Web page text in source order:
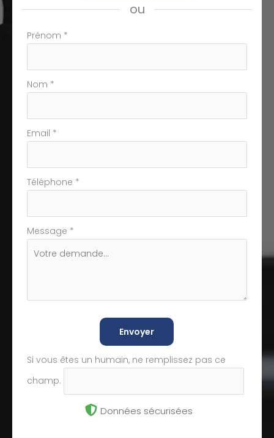
ou
Formulaire
téléphone
Prénom *
Nom *
Email *
Téléphone *
Message *
Envoyer
Si vous êtes un humain, ne remplissez pas ce
champ.
Données sécurisées